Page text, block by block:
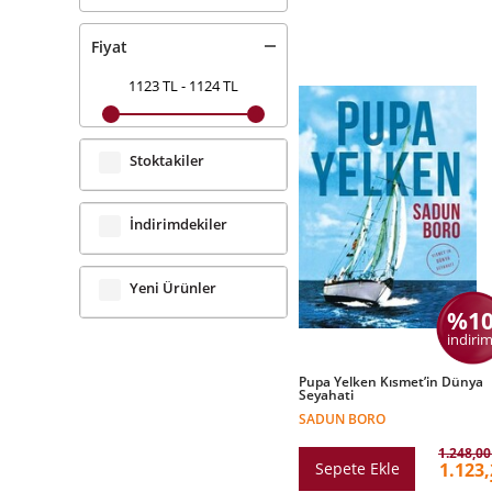
Fiyat
1123 TL- 1124 TL
Stoktakiler
İndirimdekiler
Yeni Ürünler
Pupa Yelken Kısmet’in Dünya
Seyahati
SADUN BORO
Sepete Ekle